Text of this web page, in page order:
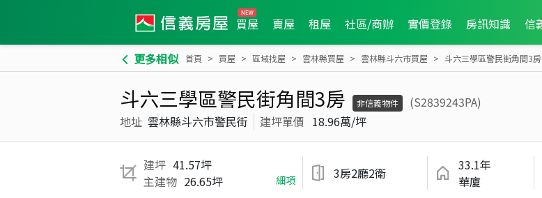
買屋 賣屋 租屋 社區/商辦 實價登錄 房訊知識 信
更多相似 首頁 買屋 區域找屋 雲林縣買屋 雲林縣斗六市買屋 斗六三學區警民街角間3房
斗六三學區警民街角間3房 非信義物件
(S2839243PA)
地址 雲林縣斗六市警民街 建坪單價 18.96萬/坪
建坪 41.57坪
主建物 26.65坪 細項 3房2廳2衛
33.1年
華廈